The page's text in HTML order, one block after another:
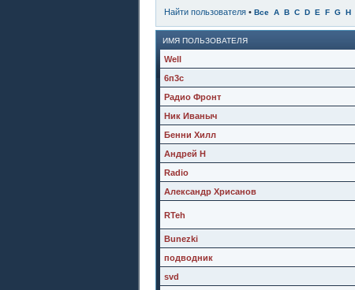
Найти пользователя • Все A B C D E F G H
ИМЯ ПОЛЬЗОВАТЕЛЯ
Well
6п3с
Радио Фронт
Ник Иваныч
Бенни Хилл
Андрей Н
Radio
Александр Хрисанов
RTeh
Bunezki
подводник
svd